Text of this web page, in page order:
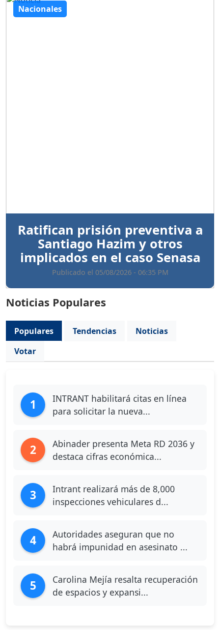
Nacionales
Ratifican prisión preventiva a
Santiago Hazim y otros
implicados en el caso Senasa
Publicado el 05/08/2026 - 06:35 PM
Noticias Populares
Populares Tendencias
Noticias
Votar
1
INTRANT habilitará citas en línea
para solicitar la nueva...
2
Abinader presenta Meta RD 2036 y
destaca cifras económica...
3
Intrant realizará más de 8,000
inspecciones vehiculares d...
4
Autoridades aseguran que no
habrá impunidad en asesinato ...
5
Carolina Mejía resalta recuperación
de espacios y expansi...